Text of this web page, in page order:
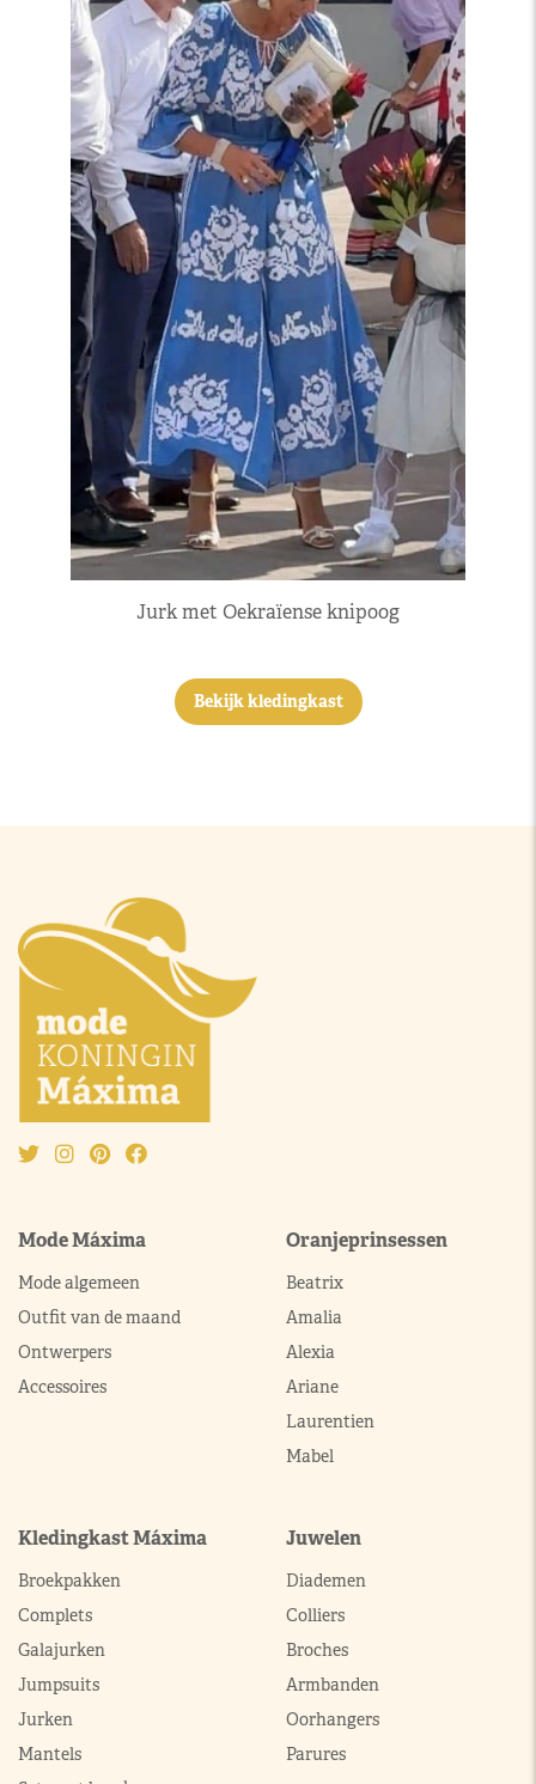
Jurk met Oekraïense knipoog
Bekijk kledingkast
Mode Máxima
Mode algemeen
Outfit van de maand
Ontwerpers
Accessoires
Oranjeprinsessen
Beatrix
Amalia
Alexia
Ariane
Laurentien
Mabel
Kledingkast Máxima
Broekpakken
Complets
Galajurken
Jumpsuits
Jurken
Mantels
Juwelen
Diademen
Colliers
Broches
Armbanden
Oorhangers
Parures